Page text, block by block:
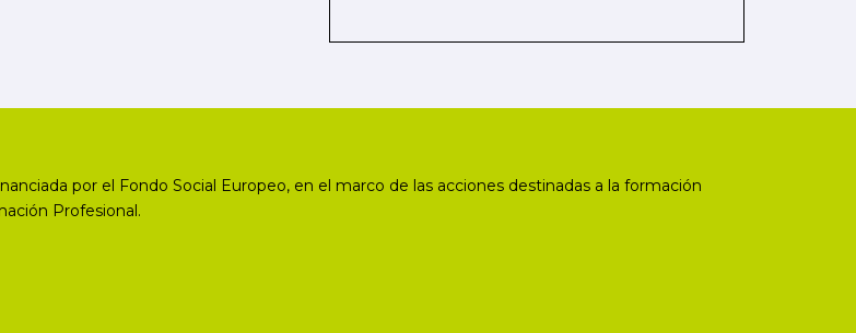
por el Fondo Social Europeo, en el marco de las acciones destinadas a la formación
Profesional.